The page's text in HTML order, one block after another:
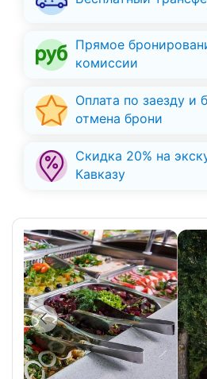
Прямое
комиссии
Оплата по заезду и
отмена брони
Скидка 20% на
Кавказу